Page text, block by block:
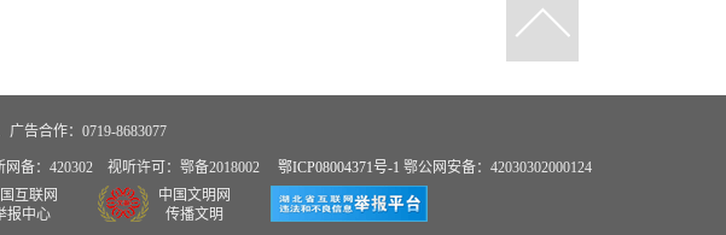
广告合作：0719-8683077
备：420302 视听许可：鄂备2018002 鄂ICP08004371号-1 鄂公网安备：42030302000124
互联网
报中心
中国文明网
传播文明